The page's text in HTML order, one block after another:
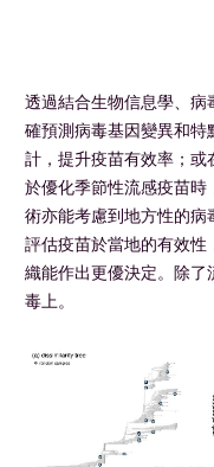
透過結合生物信息學、
確預測病毒基因變異和
計，提升疫苗有效率；
於優化季節性流感疫苗
術亦能考慮到地方性的
評估疫苗於當地的有效
織能作出更優決定。除
毒上。